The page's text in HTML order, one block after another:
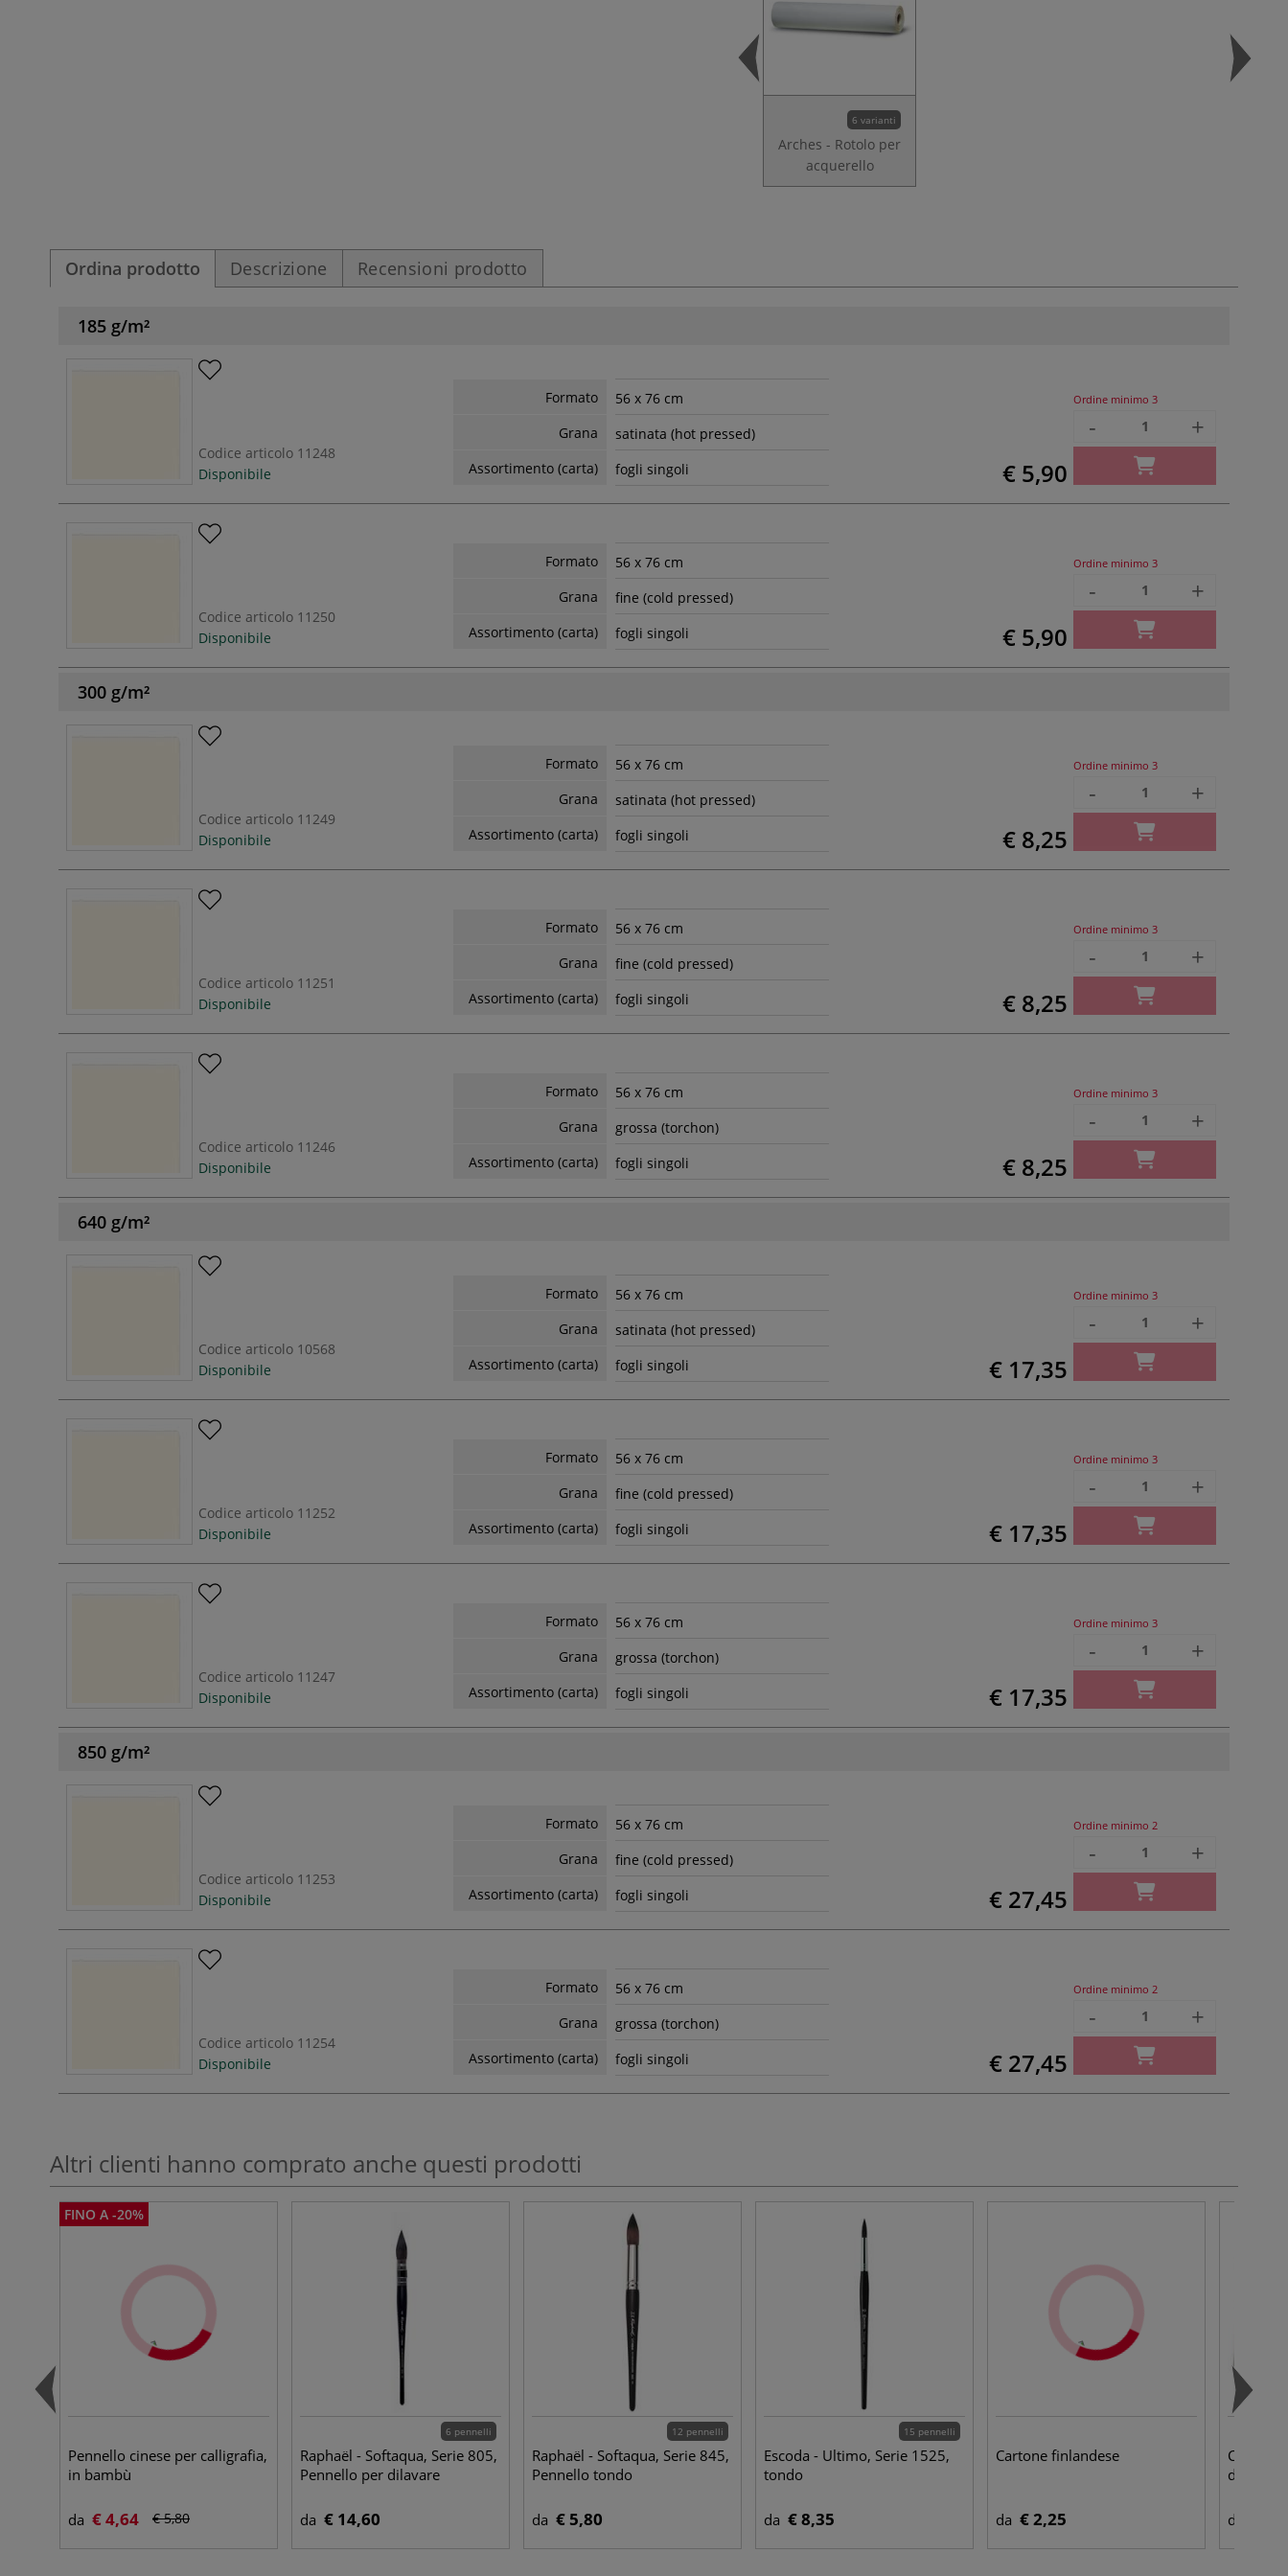
6 varianti
Arches - Rotolo per
acquerello
Ordina prodotto Descrizione Recensioni prodotto
185 g/m²
Codice articolo 11248
Disponibile
Formato
56 x 76 cm
Grana
satinata (hot pressed)
Assortimento (carta)
fogli singoli € 5,90
Ordine minimo 3
- +
Codice articolo 11250
Disponibile
Formato
56 x 76 cm
Grana
fine (cold pressed)
Assortimento (carta)
fogli singoli € 5,90
Ordine minimo 3
- +
300 g/m²
Codice articolo 11249
Disponibile
Formato
56 x 76 cm
Grana
satinata (hot pressed)
Assortimento (carta)
fogli singoli € 8,25
Ordine minimo 3
- +
Codice articolo 11251
Disponibile
Formato
56 x 76 cm
Grana
fine (cold pressed)
Assortimento (carta)
fogli singoli € 8,25
Ordine minimo 3
- +
Codice articolo 11246
Disponibile
Formato
56 x 76 cm
Grana
grossa (torchon)
Assortimento (carta)
fogli singoli € 8,25
Ordine minimo 3
- +
640 g/m²
Codice articolo 10568
Disponibile
Formato
56 x 76 cm
Grana
satinata (hot pressed)
Assortimento (carta)
fogli singoli € 17,35
Ordine minimo 3
- +
Codice articolo 11252
Disponibile
Formato
56 x 76 cm
Grana
fine (cold pressed)
Assortimento (carta)
fogli singoli € 17,35
Ordine minimo 3
- +
Codice articolo 11247
Disponibile
Formato
56 x 76 cm
Grana
grossa (torchon)
Assortimento (carta)
fogli singoli € 17,35
Ordine minimo 3
- +
850 g/m²
Codice articolo 11253
Disponibile
Formato
56 x 76 cm
Grana
fine (cold pressed)
Assortimento (carta)
fogli singoli € 27,45
Ordine minimo 2
- +
Codice articolo 11254
Disponibile
Formato
56 x 76 cm
Grana
grossa (torchon)
Assortimento (carta)
fogli singoli € 27,45
Ordine minimo 2
- +
Altri clienti hanno comprato anche questi prodotti
FINO A -20%
Pennello cinese per calligrafia,
in bambù
da € 4,64 € 5,80
6 pennelli
Raphaël - Softaqua, Serie 805,
Pennello per dilavare
da € 14,60
12 pennelli
Raphaël - Softaqua, Serie 845,
Pennello tondo
da € 5,80
15 pennelli
Escoda - Ultimo, Serie 1525,
tondo
da € 8,35
Cartone finlandese
da € 2,25
Canson
disegno
da